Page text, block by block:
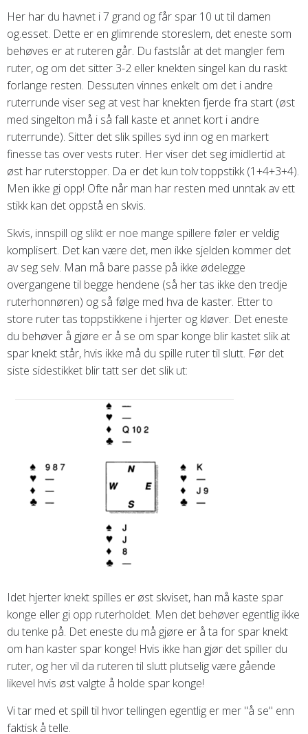
Her har du havnet i 7 grand og får spar 10 ut til damen
og.esset. Dette er en glimrende storeslem, det eneste som
behøves er at ruteren går. Du fastslår at det mangler fem
ruter, og om det sitter 3-2 eller knekten singel kan du raskt
forlange resten. Dessuten vinnes enkelt om det i andre
ruterrunde viser seg at vest har knekten fjerde fra start (øst
med singelton må i så fall kaste et annet kort i andre
ruterrunde). Sitter det slik spilles syd inn og en markert
finesse tas over vests ruter. Her viser det seg imidlertid at
øst har ruterstopper. Da er det kun tolv toppstikk (1+4+3+4).
Men ikke gi opp! Ofte når man har resten med unntak av ett
stikk kan det oppstå en skvis.
Skvis, innspill og slikt er noe mange spillere føler er veldig
komplisert. Det kan være det, men ikke sjelden kommer det
av seg selv. Man må bare passe på ikke ødelegge
overgangene til begge hendene (så her tas ikke den tredje
ruterhonnøren) og så følge med hva de kaster. Etter to
store ruter tas toppstikkene i hjerter og kløver. Det eneste
du behøver å gjøre er å se om spar konge blir kastet slik at
spar knekt står, hvis ikke må du spille ruter til slutt. Før det
siste sidestikket blir tatt ser det slik ut:
Idet hjerter knekt spilles er øst skviset, han må kaste spar
konge eller gi opp ruterholdet. Men det behøver egentlig ikke
du tenke på. Det eneste du må gjøre er å ta for spar knekt
om han kaster spar konge! Hvis ikke han gjør det spiller du
ruter, og her vil da ruteren til slutt plutselig være gående
likevel hvis øst valgte å holde spar konge!
Vi tar med et spill til hvor tellingen egentlig er mer "å se" enn
faktisk å telle.